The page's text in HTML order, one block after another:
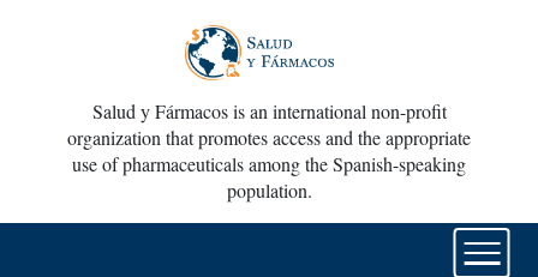
Salud y Fármacos is an international non-profit
organization that promotes access and the appropriate
use of pharmaceuticals among the Spanish-speaking
population.